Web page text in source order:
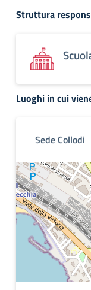
Struttura
Luoghi in cui
Sede Collodi